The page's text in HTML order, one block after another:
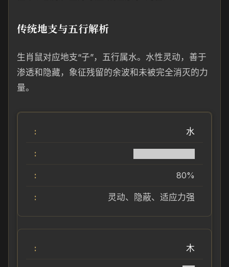
传统地支与五行解析
生肖鼠对应地支“子”，五行属水。水性灵动，善于
渗透和隐藏，象征残留的余波和未被完全消灭的力
量。
水
80%
灵动、隐蔽、适应力强
木